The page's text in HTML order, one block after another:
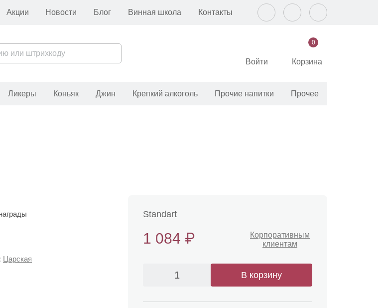
Акции Новости Блог Винная школа Контакты
Войти Корзина
0
Ликеры Коньяк Джин Крепкий алкоголь Прочие напитки Прочее
Царская
Standart
1 084 ₽
Корпоративным
клиентам
В корзину